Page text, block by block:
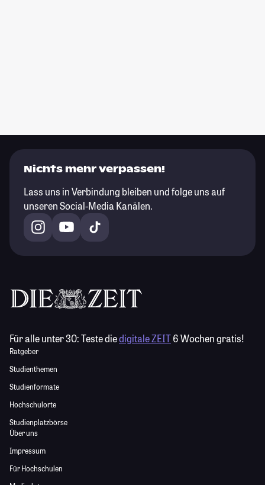
Nichts mehr verpassen!
Lass uns in Verbindung bleiben und folge uns auf
unseren Social-Media Kanälen.
Für alle unter 30:Teste diedigitale ZEIT6 Wochen gratis!
Ratgeber
Studienthemen
Studienformate
Hochschulorte
Studienplatzbörse
Über uns
Impressum
Für Hochschulen